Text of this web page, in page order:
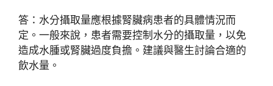
答：水分攝取量應根據腎臟病患者的具體情況而
定。一般來說，患者需要控制水分的攝取量，以免
造成水腫或腎臟過度負擔。建議與醫生討論合適的
飲水量。